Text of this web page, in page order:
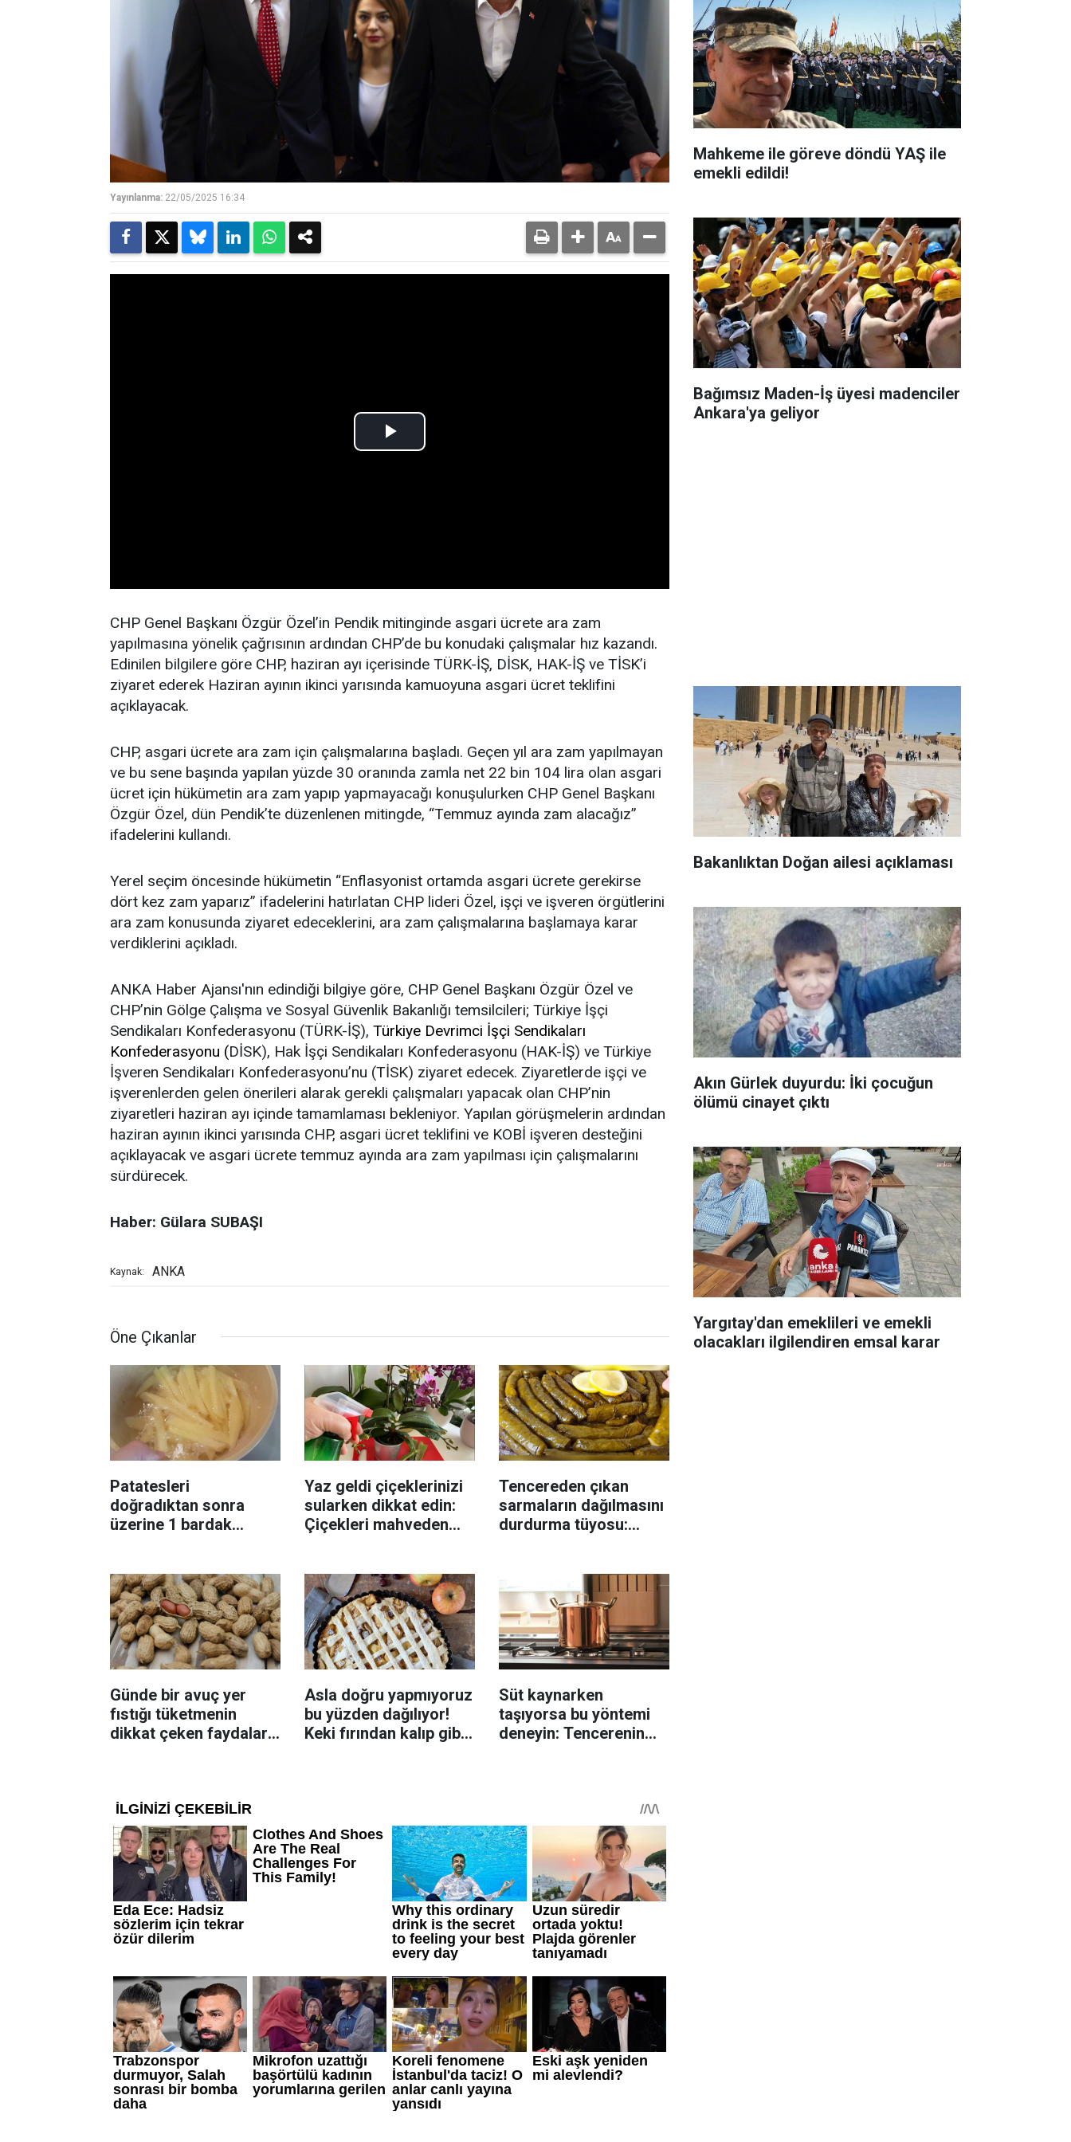
Yayınlanma: 22/05/2025 16:34
CHP Genel Başkanı Özgür Özel’in Pendik mitinginde asgari ücrete ara zam
yapılmasına yönelik çağrısının ardından CHP’de bu konudaki çalışmalar hız kazandı.
Edinilen bilgilere göre CHP, haziran ayı içerisinde TÜRK-İŞ, DİSK, HAK-İŞ ve TİSK’i
ziyaret ederek Haziran ayının ikinci yarısında kamuoyuna asgari ücret teklifini
açıklayacak.
CHP, asgari ücrete ara zam için çalışmalarına başladı. Geçen yıl ara zam yapılmayan
ve bu sene başında yapılan yüzde 30 oranında zamla net 22 bin 104 lira olan asgari
ücret için hükümetin ara zam yapıp yapmayacağı konuşulurken CHP Genel Başkanı
Özgür Özel, dün Pendik’te düzenlenen mitingde, “Temmuz ayında zam alacağız”
ifadelerini kullandı.
Yerel seçim öncesinde hükümetin “Enflasyonist ortamda asgari ücrete gerekirse
dört kez zam yaparız” ifadelerini hatırlatan CHP lideri Özel, işçi ve işveren örgütlerini
ara zam konusunda ziyaret edeceklerini, ara zam çalışmalarına başlamaya karar
verdiklerini açıkladı.
ANKA Haber Ajansı'nın edindiği bilgiye göre, CHP Genel Başkanı Özgür Özel ve
CHP’nin Gölge Çalışma ve Sosyal Güvenlik Bakanlığı temsilcileri; Türkiye İşçi
Sendikaları Konfederasyonu (TÜRK-İŞ), Türkiye Devrimci İşçi Sendikaları
Konfederasyonu (DİSK), Hak İşçi Sendikaları Konfederasyonu (HAK-İŞ) ve Türkiye
İşveren Sendikaları Konfederasyonu’nu (TİSK) ziyaret edecek. Ziyaretlerde işçi ve
işverenlerden gelen önerileri alarak gerekli çalışmaları yapacak olan CHP’nin
ziyaretleri haziran ayı içinde tamamlaması bekleniyor. Yapılan görüşmelerin ardından
haziran ayının ikinci yarısında CHP, asgari ücret teklifini ve KOBİ işveren desteğini
açıklayacak ve asgari ücrete temmuz ayında ara zam yapılması için çalışmalarını
sürdürecek.
Haber: Gülara SUBAŞI
Kaynak: ANKA
Öne Çıkanlar
Patatesleri
doğradıktan sonra
üzerine 1 bardak
Yaz geldi çiçeklerinizi
sularken dikkat edin:
Çiçekleri mahveden
Tencereden çıkan
sarmaların dağılmasını
durdurma tüyosu:
Günde bir avuç yer
fıstığı tüketmenin
dikkat çeken faydaları:
Asla doğru yapmıyoruz
bu yüzden dağılıyor!
Keki fırından kalıp gibi
Süt kaynarken
taşıyorsa bu yöntemi
deneyin: Tencerenin
Mahkeme ile göreve döndü YAŞ ile
emekli edildi!
Bağımsız Maden-İş üyesi madenciler
Ankara'ya geliyor
Bakanlıktan Doğan ailesi açıklaması
Akın Gürlek duyurdu: İki çocuğun
ölümü cinayet çıktı
Yargıtay'dan emeklileri ve emekli
olacakları ilgilendiren emsal karar